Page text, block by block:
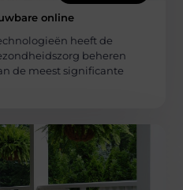
online
heeft de
beheren
de meest significante